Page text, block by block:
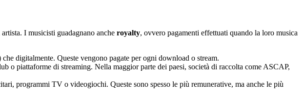
I musicisti guadagnano anche royalty, ovvero pagamenti effettuati quando la loro musica
digitalmente. Queste vengono pagate per ogni download o stream.
o piattaforme di streaming. Nella maggior parte dei paesi, società di raccolta come ASCAP,
programmi TV o videogiochi. Queste sono spesso le più remunerative, ma anche le più